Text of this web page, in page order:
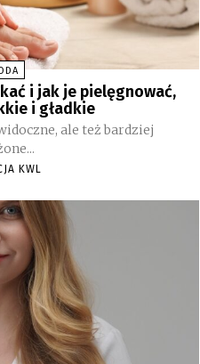
i jak je pielęgnować,
i gładkie
ale też bardziej
KWL